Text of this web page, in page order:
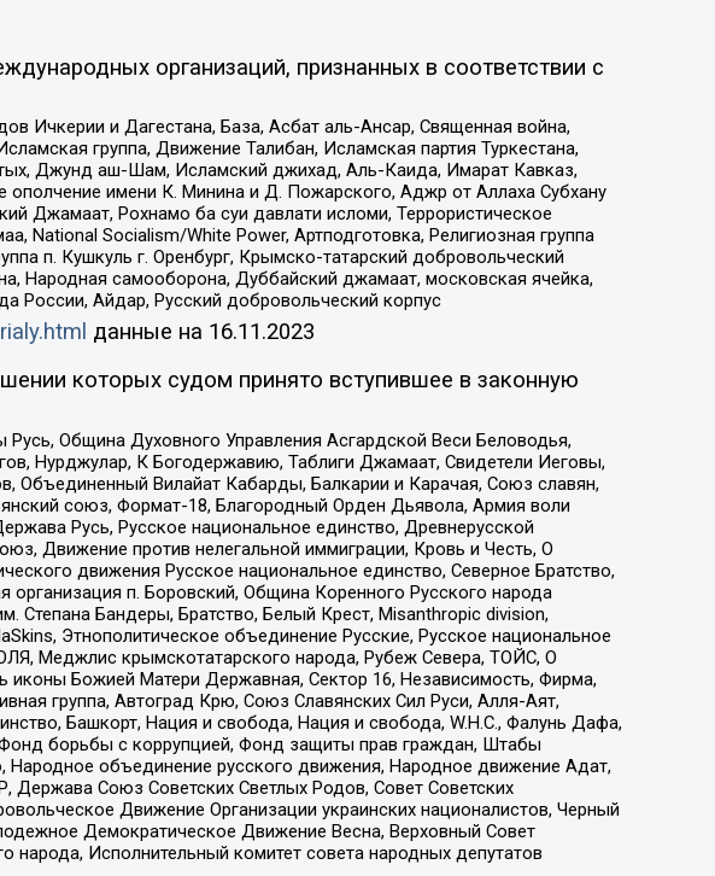
организаций, признанных в соответствии с
Ичкерии и Дагестана, База, Асбат аль-Ансар, Священная война,
группа, Движение Талибан, Исламская партия Туркестана,
Джунд аш-Шам, Исламский джихад, Аль-Каида, Имарат Кавказ,
имени К. Минина и Д. Пожарского, Аджр от Аллаха Субхану
Джамаат, Рохнамо ба суи давлати исломи, Террористическое
Socialism/White Power, Артподготовка, Религиозная группа
п. Кушкуль г. Оренбург, Крымско-татарский добровольческий
Народная самооборона, Дуббайский джамаат, московская ячейка,
России, Айдар, Русский добровольческий корпус
данные на 16.11.2023
которых судом принято вступившее в законную
Община Духовного Управления Асгардской Веси Беловодья,
Нурджулар, К Богодержавию, Таблиги Джамаат, Свидетели Иеговы,
Объединенный Вилайат Кабарды, Балкарии и Карачая, Союз славян,
союз, Формат-18, Благородный Орден Дьявола, Армия воли
Русь, Русское национальное единство, Древнерусской
Движение против нелегальной иммиграции, Кровь и Честь, О
движения Русское национальное единство, Северное Братство,
п. Боровский, Община Коренного Русского народа
Степана Бандеры, Братство, Белый Крест, Misanthropic division,
Этнополитическое объединение Русские, Русское национальное
Меджлис крымскотатарского народа, Рубеж Севера, ТОЙС, О
иконы Божией Матери Державная, Сектор 16, Независимость, Фирма,
группа, Автоград Крю, Союз Славянских Сил Руси, Алля-Аят,
Башкорт, Нация и свобода, Нация и свобода, W.H.С., Фалунь Дафа,
борьбы с коррупцией, Фонд защиты прав граждан, Штабы
Народное объединение русского движения, Народное движение Адат,
Союз Советских Светлых Родов, Совет Советских
Движение Организации украинских националистов, Черный
Демократическое Движение Весна, Верховный Совет
народа, Исполнительный комитет совета народных депутатов